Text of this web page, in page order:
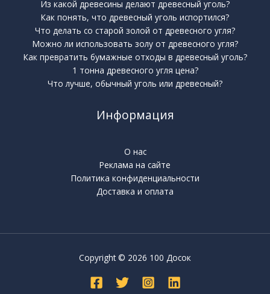
Из какой древесины делают древесный уголь?
Как понять, что древесный уголь испортился?
Что делать со старой золой от древесного угля?
Можно ли использовать золу от древесного угля?
Как превратить бумажные отходы в древесный уголь?
1 тонна древесного угля цена?
Что лучше, обычный уголь или древесный?
Информация
О нас
Реклама на сайте
Политика конфиденциальности
Доставка и оплата
Copyright © 2026 100 Досок